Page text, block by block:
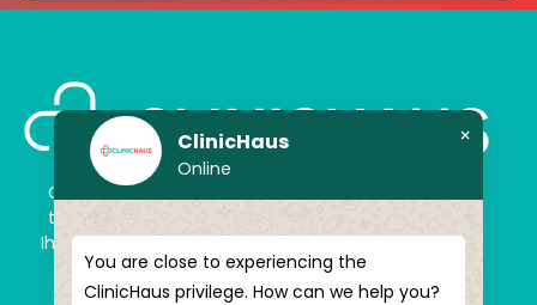
ClinicHaus bietet Ihnen die Innovation, von der Sie
träumen, professionell und mit dem Versprechen,
Ihnen magische Akzente zu verleihen. Schenken Sie
sich selbst ein neues „Ich“.
ClinicHaus
Online
×
You are close to experiencing the
ClinicHaus privilege. How can we help you?